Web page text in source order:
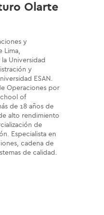
Olarte
y
Lima,
Universidad
y
ESAN.
Operaciones por
of
de 18 años de
alto rendimiento
de
Especialista en
cadena de
de calidad.